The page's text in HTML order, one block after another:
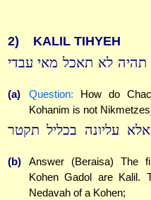
2) KALIL TIHYEH
תהיה לא תאכל מאי עבדי
(a) Question: How do
Kohanim is not
עליונה בכליל תקטר
(b)
Answer (Beraisa) The
Kohen Gadol are Kalil.
Nedavah of a Kohen;